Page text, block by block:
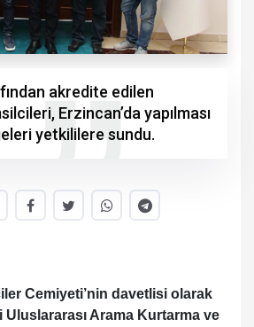
akredite edilen
Erzincan’da yapılması
yetkililere sundu.
Cemiyeti’nin davetlisi olarak
Uluslararası Arama Kurtarma ve